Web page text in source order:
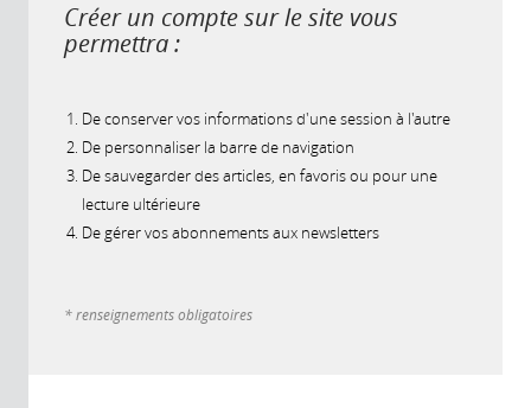
Créer un compte sur le site vous
permettra :
De conserver vos informations d'une session à l'autre
De personnaliser la barre de navigation
De sauvegarder des articles, en favoris ou pour une
lecture ultérieure
De gérer vos abonnements aux newsletters
* renseignements obligatoires